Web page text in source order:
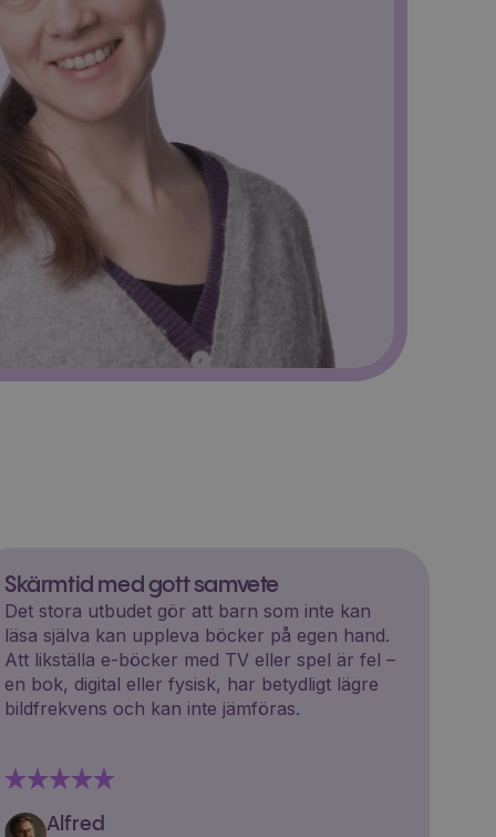
Skärmtid med gott samvete
Det stora utbudet gör att barn som inte kan
läsa själva kan uppleva böcker på egen hand.
Att likställa e-böcker med TV eller spel är fel –
en bok, digital eller fysisk, har betydligt lägre
bildfrekvens och kan inte jämföras.
Alfred